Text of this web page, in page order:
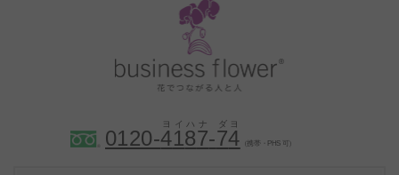
0120-4187-74 （携帯・PHS 可）